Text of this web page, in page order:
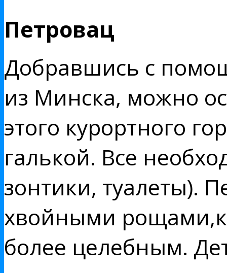
Петровац
Добравшись с
из Минска, можно
этого курортного
галькой. Все
зонтики, туалеты).
хвойными
более целебным.